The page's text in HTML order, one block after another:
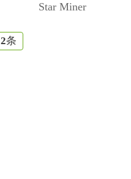
Star Miner
2条